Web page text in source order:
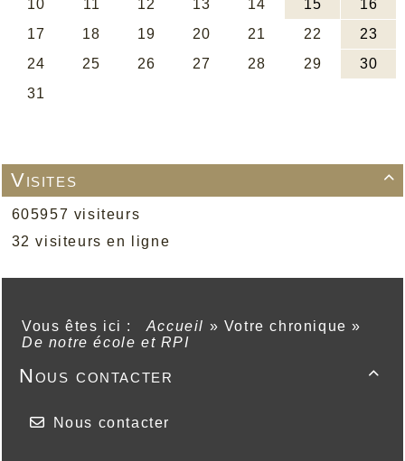

Visites
605957 visiteurs
32 visiteurs en ligne
Vous êtes ici : Accueil » Votre chronique »
De notre école et RPI

Nous contacter
Nous contacter